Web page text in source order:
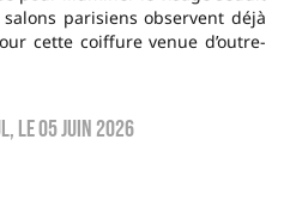
parisiens observent déjà
cette coiffure venue d’outre-
, le05 juin 2026